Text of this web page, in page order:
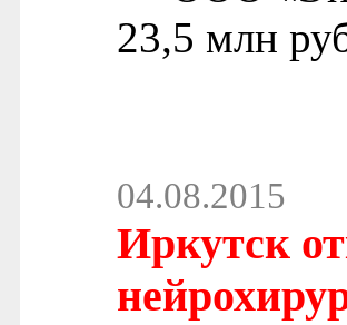
23,5 млн
04.08.2015
Иркутск